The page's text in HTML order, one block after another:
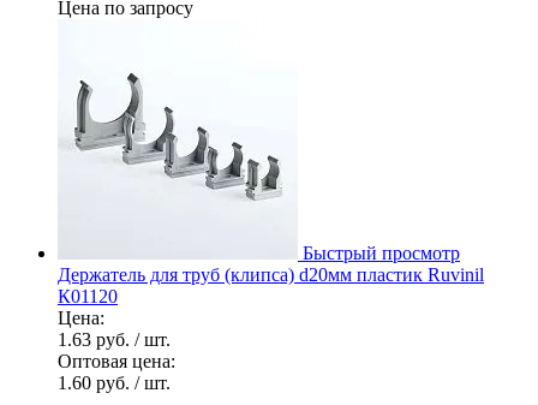
Цена по запросу
Быстрый просмотр
Держатель для труб (клипса) d20мм пластик Ruvinil
К01120
Цена:
1.63 руб. / шт.
Оптовая цена:
1.60 руб. / шт.